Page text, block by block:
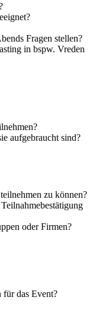
Fragen stellen?
in bspw. Vreden
aufgebraucht sind?
zu können?
oder Firmen?
für das Event?